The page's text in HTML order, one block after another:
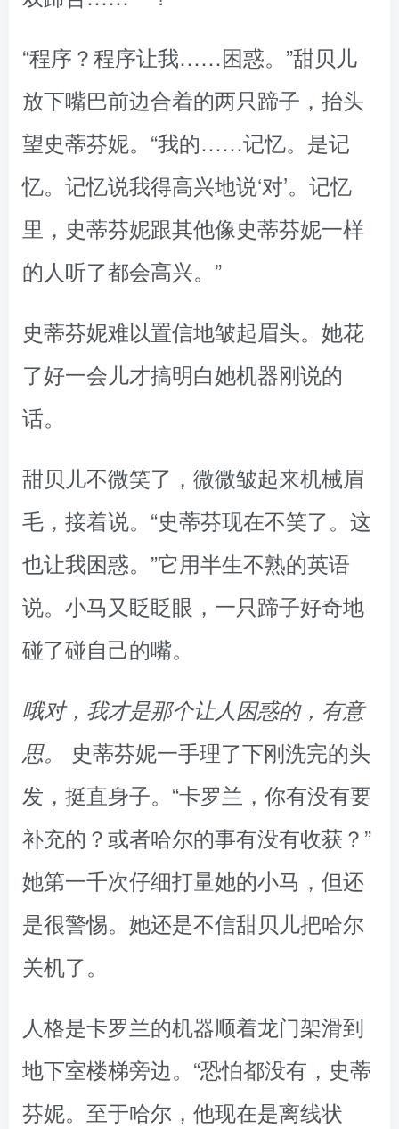
“程序？程序让我……困惑。”甜贝儿
放下嘴巴前边合着的两只蹄子，抬头
望史蒂芬妮。“我的……记忆。是记
忆。记忆说我得高兴地说‘对’。记忆
里，史蒂芬妮跟其他像史蒂芬妮一样
的人听了都会高兴。”
史蒂芬妮难以置信地皱起眉头。她花
了好一会儿才搞明白她机器刚说的
话。
甜贝儿不微笑了，微微皱起来机械眉
毛，接着说。“史蒂芬现在不笑了。这
也让我困惑。”它用半生不熟的英语
说。小马又眨眨眼，一只蹄子好奇地
碰了碰自己的嘴。
哦对，我才是那个让人困惑的，有意
思。 史蒂芬妮一手理了下刚洗完的头
发，挺直身子。“卡罗兰，你有没有要
补充的？或者哈尔的事有没有收获？”
她第一千次仔细打量她的小马，但还
是很警惕。她还是不信甜贝儿把哈尔
关机了。
人格是卡罗兰的机器顺着龙门架滑到
地下室楼梯旁边。“恐怕都没有，史蒂
芬妮。至于哈尔，他现在是离线状